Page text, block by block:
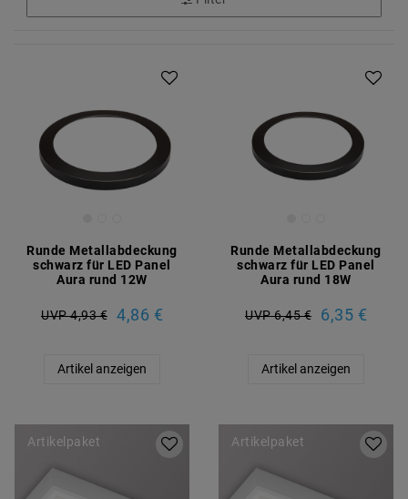
Runde Metallabdeckung
schwarz für LED Panel
Aura rund 12W
UVP 4,93 € 4,86 €
Artikel anzeigen
Runde Metallabdeckung
schwarz für LED Panel
Aura rund 18W
UVP 6,45 € 6,35 €
Artikel anzeigen
Artikelpaket Artikelpaket